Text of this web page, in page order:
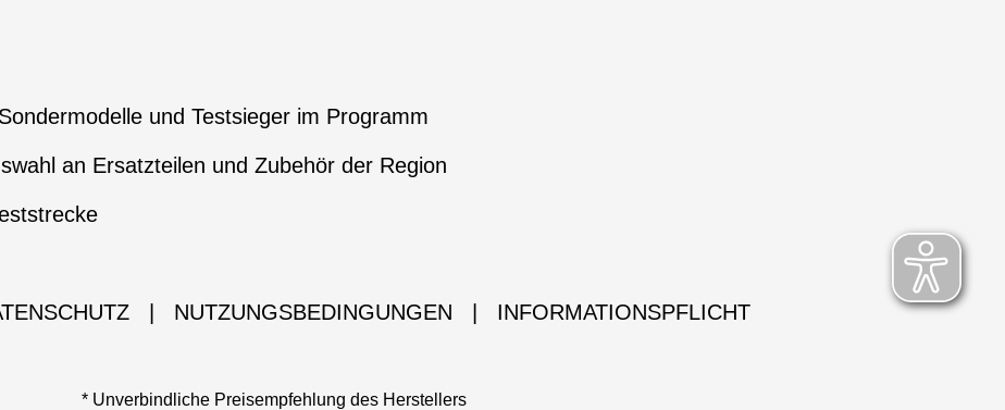
und Testsieger im Programm
an Ersatzteilen und Zubehör der Region
NUTZUNGSBEDINGUNGEN INFORMATIONSPFLICHT
* Unverbindliche Preisempfehlung des Herstellers